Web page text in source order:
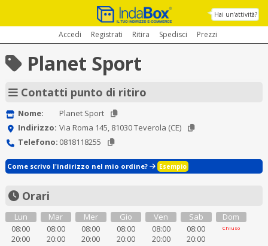
Hai un'attività?
Accedi Registrati Ritira Spedisci Prezzi
Planet Sport
Contatti punto di ritiro
Nome:
Planet Sport
Indirizzo: Via Roma 145, 81030 Teverola (CE)
Telefono: 0818118255
Come scrivo l'indirizzo nel mio ordine? Esempio
Orari
Lun
08:00
20:00
Mar
08:00
20:00
Mer
08:00
20:00
Gio
08:00
20:00
Ven
08:00
20:00
Sab
08:00
20:00
Dom
Chiuso